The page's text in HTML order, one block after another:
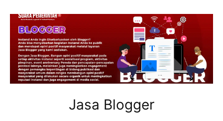
Jasa Blogger